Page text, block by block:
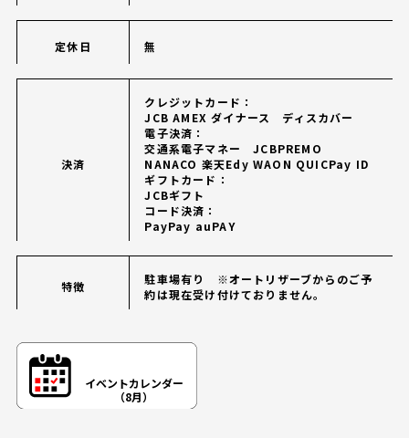
定休日 無
決済
クレジットカード：
JCB AMEX ダイナース ディスカバー
電子決済：
交通系電子マネー JCBPREMO
NANACO 楽天Edy WAON QUICPay ID
ギフトカード：
JCBギフト
コード決済：
PayPay auPAY
特徴
駐車場有り ※オートリザーブからのご予
約は現在受け付けておりません。
イベントカレンダー
（8月）